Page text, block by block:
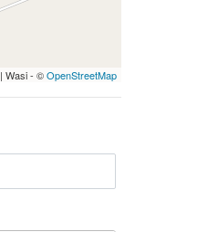
| Wasi - ©OpenStreetMap